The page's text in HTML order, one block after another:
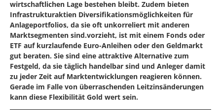
wirtschaftlichen Lage bestehen bleibt. Zudem bieten
Infrastrukturaktien Diversifikationsmöglichkeiten für
Anlageportfolios, da sie oft unkorreliert mit anderen
Marktsegmenten sind.vorzieht, ist mit einem Fonds oder
ETF auf kurzlaufende Euro-Anleihen oder den Geldmarkt
gut beraten. Sie sind eine attraktive Alternative zum
Festgeld, da sie täglich handelbar sind und Anleger damit
zu jeder Zeit auf Marktentwicklungen reagieren können.
Gerade im Falle von überraschenden Leitzinsänderungen
kann diese Flexibilität Gold wert sein.